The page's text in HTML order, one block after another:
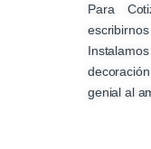
Para
genial al